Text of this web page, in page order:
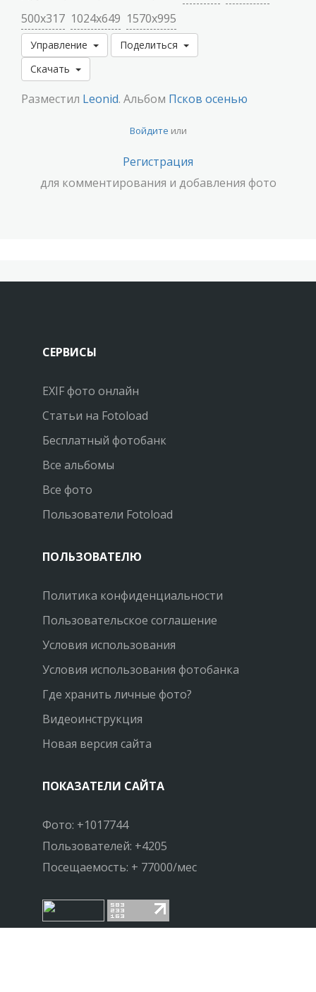
500x317 1024x649 1570x995
Управление
Поделиться
Скачать
Разместил Leonid. Альбом Псков осенью
Войдите или
Регистрация
для комментирования и добавления фото
СЕРВИСЫ
EXIF фото онлайн
Статьи на Fotoload
Бесплатный фотобанк
Все альбомы
Все фото
Пользователи Fotoload
ПОЛЬЗОВАТЕЛЮ
Политика конфиденциальности
Пользовательское соглашение
Условия использования
Условия использования фотобанка
Где хранить личные фото?
Видеоинструкция
Новая версия сайта
ПОКАЗАТЕЛИ САЙТА
Фото: +1017744
Пользователей: +4205
Посещаемость: + 77000/мес